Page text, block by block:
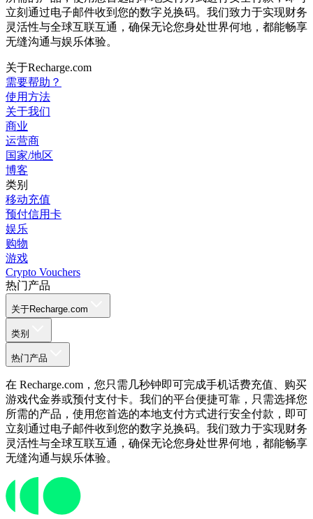
立刻通过电子邮件收到您的数字兑换码。我们致力于实现财务
灵活性与全球互联互通，确保无论您身处世界何地，都能畅享
无缝沟通与娱乐体验。
关于Recharge.com
需要帮助？
使用方法
关于我们
商业
运营商
国家/地区
博客
类别
移动充值
预付信用卡
娱乐
购物
游戏
Crypto Vouchers
热门产品
关于Recharge.com
类别
热门产品
在 Recharge.com，您只需几秒钟即可完成手机话费充值、购买
游戏代金券或预付支付卡。我们的平台便捷可靠，只需选择您
所需的产品，使用您首选的本地支付方式进行安全付款，即可
立刻通过电子邮件收到您的数字兑换码。我们致力于实现财务
灵活性与全球互联互通，确保无论您身处世界何地，都能畅享
无缝沟通与娱乐体验。